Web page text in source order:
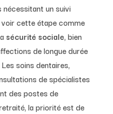
un suivi
voir cette étape comme
sécurité sociale, bien
de longue durée
soins dentaires,
de spécialistes
des postes de
la priorité est de